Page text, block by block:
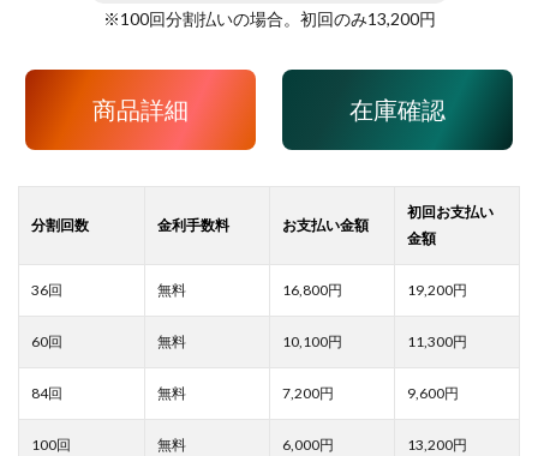
※100回分割払いの場合。初回のみ13,200円
商品詳細 在庫確認
16,800 19,200
10,100 11,300
7,200 9,600
6,000 13,200